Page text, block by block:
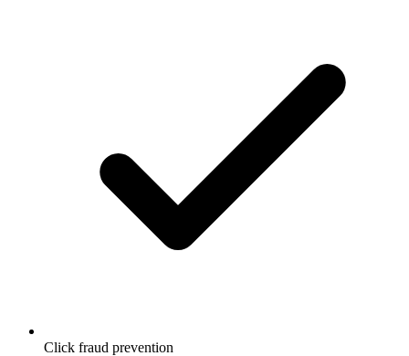
Click fraud prevention